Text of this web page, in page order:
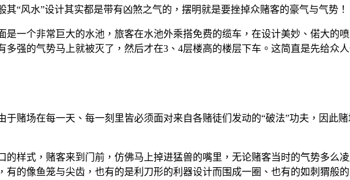
“风水”设计其实都是带有凶煞之气的，摆明就是要挫掉众赌客的豪气与气势！
是一个非常巨大的水池，旅客在水池外乘搭免费的缆车，在设计美妙、偌大的
强的气势马上就被灭了，然后才在3、4层楼高的楼层下车。这简直是先给众
赌场在每一天、每一刻里皆必须面对来自各赌徒们发动的“破法”功夫，因此
的样式，赌客来到门前，仿佛马上掉进猛兽的嘴里，无论赌客当时的气势多么
的像鱼笼与尖齿，也有的是利刀形的利器设计而围成一圈、也有的如刺猬般